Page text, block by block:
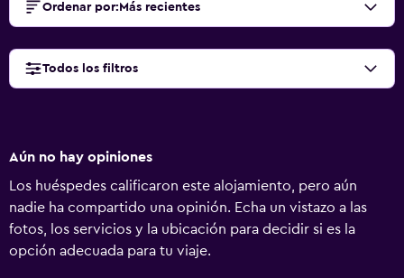
Ordenar por: Más recientes
Todos los filtros
Aún no hay opiniones
Los huéspedes calificaron este alojamiento, pero aún
nadie ha compartido una opinión. Echa un vistazo a las
fotos, los servicios y la ubicación para decidir si es la
opción adecuada para tu viaje.